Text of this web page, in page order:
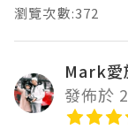
瀏覽次數:372
Mark愛
發佈於